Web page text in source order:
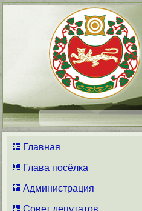
Главная
Глава посёлка
Администрация
Совет депутатов